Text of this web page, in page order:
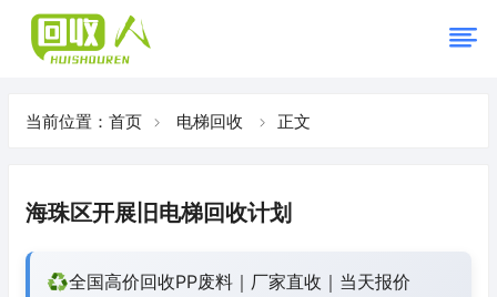
当前位置： 首页 电梯回收 正文
海珠区开展旧电梯回收计划
♻️全国高价回收PP废料｜厂家直收｜当天报价